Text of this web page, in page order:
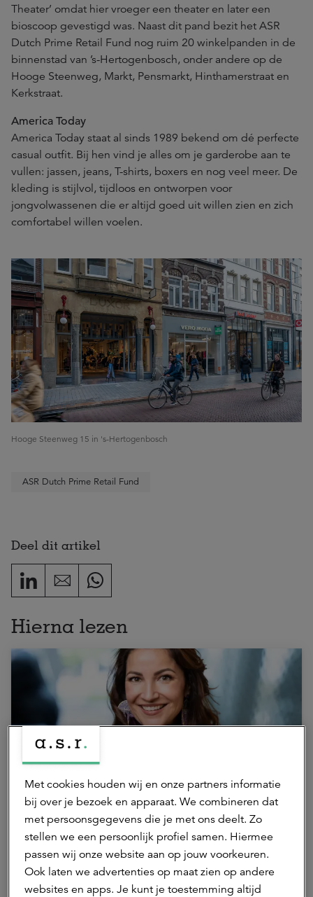
Theater’ omdat hier vroeger een theater en later een
bioscoop gevestigd was. Naast dit pand bezit het ASR
Dutch Prime Retail Fund nog ruim 20 winkelpanden in de
binnenstad van ’s-Hertogenbosch, onder andere op de
Hooge Steenweg, Markt, Pensmarkt, Hinthamerstraat en
Kerkstraat.
America Today
America Today staat al sinds 1989 bekend om dé perfecte
casual outfit. Bij hen vind je alles om je garderobe aan te
vullen: jassen, jeans, T-shirts, boxers en nog veel meer. De
kleding is stijlvol, tijdloos en ontworpen voor
jongvolwassenen die er altijd goed uit willen zien en zich
comfortabel willen voelen.
Hooge Steenweg 15 in 's-Hertogenbosch
ASR Dutch Prime Retail Fund
Deel dit artikel
Hierna lezen
30 juni 2026 | 1 min.
Kim Rimmelzwaan nieuwe asset
manager Retail bij a.s.r. real assets
ASR Dutch Prime Retail Fund
Met cookies houden wij en onze partners informatie
bij over je bezoek en apparaat. We combineren dat
met persoonsgegevens die je met ons deelt. Zo
stellen we een persoonlijk profiel samen. Hiermee
passen wij onze website aan op jouw voorkeuren.
Ook laten we advertenties op maat zien op andere
websites en apps. Je kunt je toestemming altijd